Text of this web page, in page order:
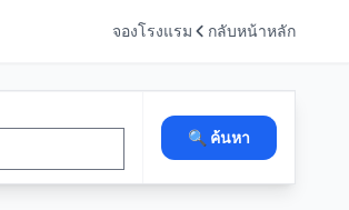
จองโรงแรม กลับหน้าหลัก
🔍 ค้นหา